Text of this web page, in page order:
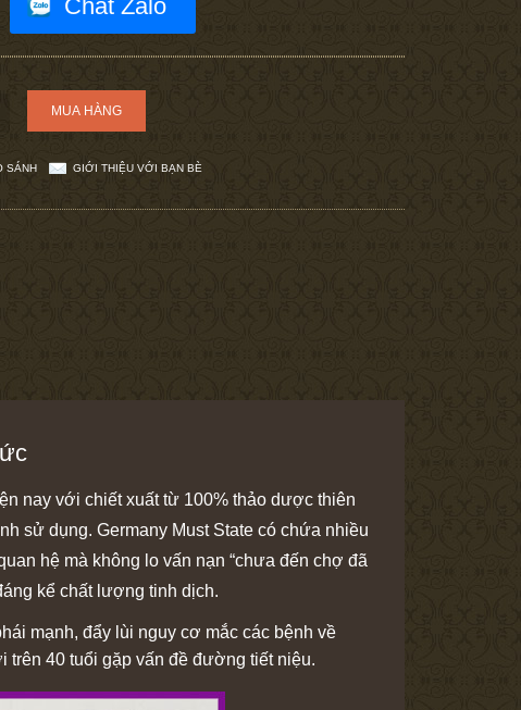
Chat Zalo
SÁNH GIỚI THIỆU VỚI BẠN BÈ
nay với chiết xuất từ 100% thảo dược thiên
sử dụng. Germany Must State có chứa nhiều
hệ mà không lo vấn nạn “chưa đến chợ đã
kể chất lượng tinh dịch.
mạnh, đẩy lùi nguy cơ mắc các bệnh về
40 tuổi gặp vấn đề đường tiết niệu.